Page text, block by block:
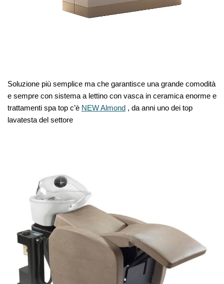
Soluzione più semplice ma che garantisce una grande comodità
e sempre con sistema a lettino con vasca in ceramica enorme e
trattamenti spa top c’è NEW Almond , da anni uno dei top
lavatesta del settore